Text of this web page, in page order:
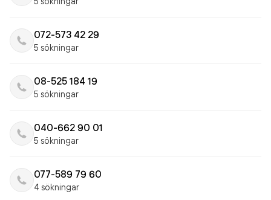
072-573 42 29
5 sökningar
08-525 184 19
5 sökningar
040-662 90 01
5 sökningar
077-589 79 60
4 sökningar